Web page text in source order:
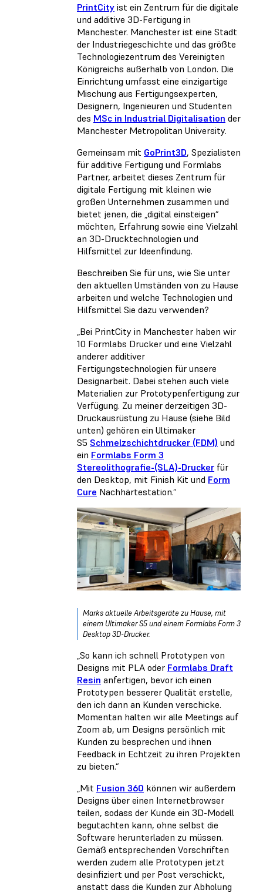
PrintCity ist ein Zentrum für die digitale
und additive 3D-Fertigung in
Manchester. Manchester ist eine Stadt
der Industriegeschichte und das größte
Technologiezentrum des Vereinigten
Königreichs außerhalb von London. Die
Einrichtung umfasst eine einzigartige
Mischung aus Fertigungsexperten,
Designern, Ingenieuren und Studenten
des MSc in Industrial Digitalisation der
Manchester Metropolitan University.
Gemeinsam mit GoPrint3D, Spezialisten
für additive Fertigung und Formlabs
Partner, arbeitet dieses Zentrum für
digitale Fertigung mit kleinen wie
großen Unternehmen zusammen und
bietet jenen, die „digital einsteigen“
möchten, Erfahrung sowie eine Vielzahl
an 3D-Drucktechnologien und
Hilfsmittel zur Ideenfindung.
Beschreiben Sie für uns, wie Sie unter
den aktuellen Umständen von zu Hause
arbeiten und welche Technologien und
Hilfsmittel Sie dazu verwenden?
„Bei PrintCity in Manchester haben wir
10 Formlabs Drucker und eine Vielzahl
anderer additiver
Fertigungstechnologien für unsere
Designarbeit. Dabei stehen auch viele
Materialien zur Prototypenfertigung zur
Verfügung. Zu meiner derzeitigen 3D-
Druckausrüstung zu Hause (siehe Bild
unten) gehören ein Ultimaker
S5 Schmelzschichtdrucker (FDM) und
ein Formlabs Form 3
Stereolithografie-(SLA)-Drucker für
den Desktop, mit Finish Kit und Form
Cure Nachhärtestation.“
Marks aktuelle Arbeitsgeräte zu Hause, mit
einem Ultimaker S5 und einem Formlabs Form 3
Desktop 3D-Drucker.
„So kann ich schnell Prototypen von
Designs mit PLA oder Formlabs Draft
Resin anfertigen, bevor ich einen
Prototypen besserer Qualität erstelle,
den ich dann an Kunden verschicke.
Momentan halten wir alle Meetings auf
Zoom ab, um Designs persönlich mit
Kunden zu besprechen und ihnen
Feedback in Echtzeit zu ihren Projekten
zu bieten.“
„Mit Fusion 360 können wir außerdem
Designs über einen Internetbrowser
teilen, sodass der Kunde ein 3D-Modell
begutachten kann, ohne selbst die
Software herunterladen zu müssen.
Gemäß entsprechenden Vorschriften
werden zudem alle Prototypen jetzt
desinfiziert und per Post verschickt,
anstatt dass die Kunden zur Abholung